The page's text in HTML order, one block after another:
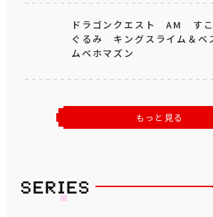
ドラゴンクエスト AM すこ
ぐるみ キングスライム＆ベ
ムベホマズン
もっと見る